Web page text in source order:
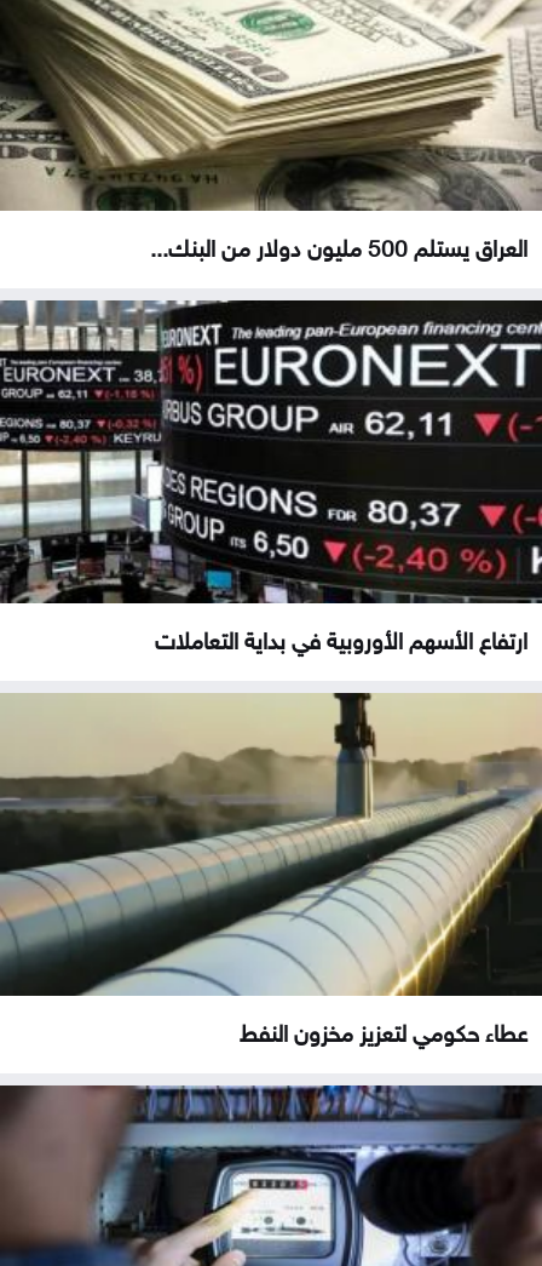
العراق يستلم 500 مليون دولار من البنك...
ارتفاع الأسهم الأوروبية في بداية التعاملات
عطاء حكومي لتعزيز مخزون النفط